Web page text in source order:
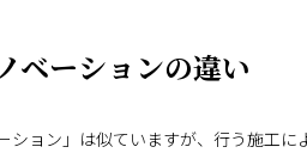
ベーションの違い
ション」は似ていますが、行う施工